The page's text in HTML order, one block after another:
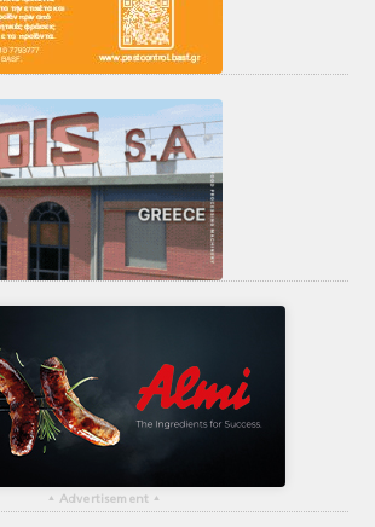
▴ Advertisement ▴